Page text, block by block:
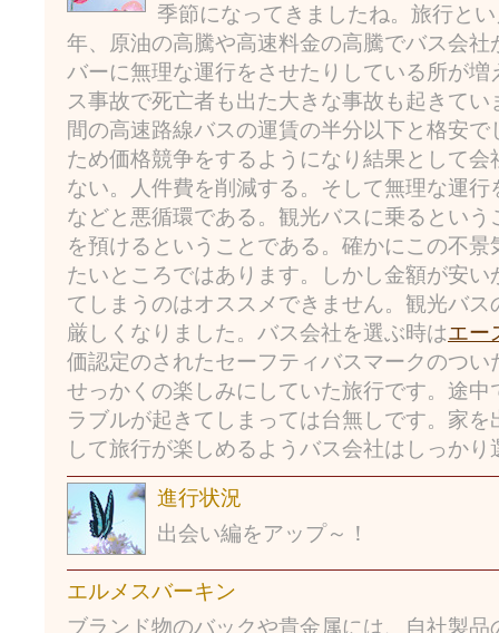
季節になってきましたね。旅行と
年、原油の高騰や高速料金の高騰でバス会
バーに無理な運行をさせたりしている所が
ス事故で死亡者も出た大きな事故も起きて
間の高速路線バスの運賃の半分以下と格安
ため価格競争をするようになり結果として
ない。人件費を削減する。そして無理な運
などと悪循環である。観光バスに乗るとい
を預けるということである。確かにこの不
たいところではあります。しかし金額が安
てしまうのはオススメできません。観光バ
厳しくなりました。バス会社を選ぶ時はエー
価認定のされたセーフティバスマークのつ
せっかくの楽しみにしていた旅行です。途
ラブルが起きてしまっては台無しです。家
して旅行が楽しめるようバス会社はしっかり
進行状況
出会い編をアップ～！
エルメスバーキン
ブランド物のバックや貴金属には、自社製